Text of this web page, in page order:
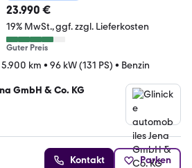
23.990 €
19% MwSt. ggf. zzgl. Lieferkosten
Guter Preis
5.900 km • 96 kW (131 PS) • Benzin
GmbH & Co. KG
Kontakt Parken